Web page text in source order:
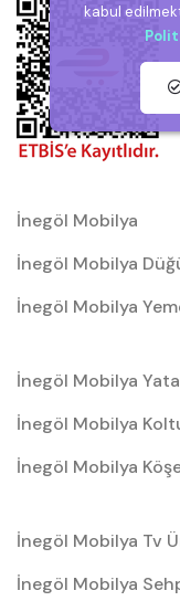
İnegöl Mobilya
İnegöl Mobilya
İnegöl Mobilya
İnegöl Mobilya
İnegöl Mobilya
İnegöl Mobilya
İnegöl Mobilya Tv
İnegöl Mobilya
kabul